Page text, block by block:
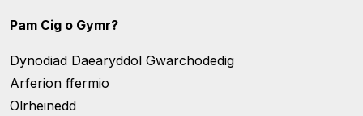
Pam Cig o Gymr?
Dynodiad Daearyddol Gwarchodedig
Arferion ffermio
Olrheinedd